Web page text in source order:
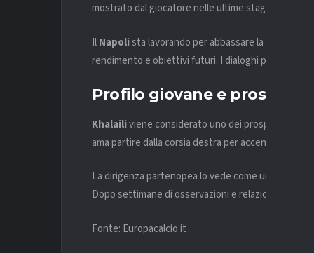
mostrato dal giocatore nelle ultime stagioni tra
IlNapolista lavorando per abbassare la parte
rendimento e obiettivi futuri. I dialoghi
Profilo giovane e
Khalailiviene considerato uno dei prospetti
ama partire dalla corsia destra per accentrarsi e
La dirigenza partenopea lo vede come un
Dopo settimane di osservazioni e relazioni
Fonte: Europacalcio.it